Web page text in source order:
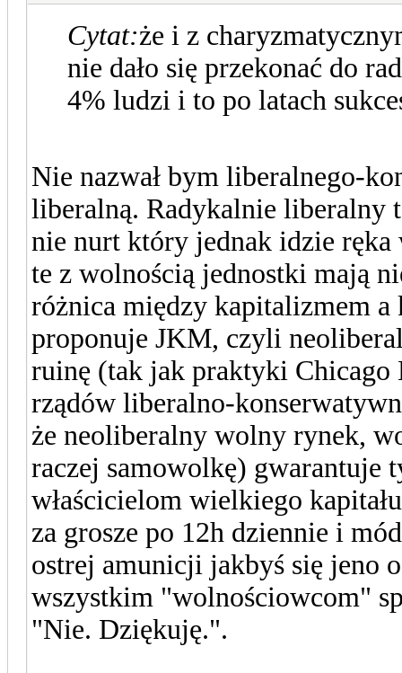
Cytat:że i z
nie dało się przekonać do
4% ludzi i to po latach
Nie nazwał bym liberalnego-
liberalną. Radykalnie liberalny
nie nurt który jednak idzie ręka
te z wolnością jednostki mają
różnica między kapitalizmem
proponuje JKM, czyli
ruinę (tak jak praktyki Chicago
rządów liberalno-
że neoliberalny wolny rynek,
raczej samowolkę) gwarantuje
właścicielom wielkiego
za grosze po 12h dziennie i
ostrej amunicji jakbyś się jeno
wszystkim "wolnościowcom"
"Nie. Dziękuję.".